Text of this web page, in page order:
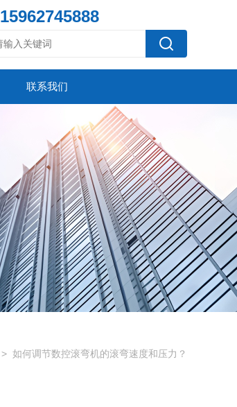
15962745888
联系我们
> 如何调节数控滚弯机的滚弯速度和压力？